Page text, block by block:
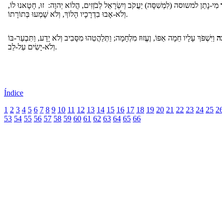
מִי-נָתַן למשוסה (לִמְשִׁסָּה) יַעֲקֹב וְיִשְׂרָאֵל לְבֹזְזִים, הֲלוֹא יְהוָה: זוּ, חָטָאנוּ לוֹ,
וְלֹא-אָבוּ בִדְרָכָיו הָלוֹךְ, וְלֹא שָׁמְעוּ בְּתוֹרָתוֹ.
וַיִּשְׁפֹּךְ עָלָיו חֵמָה אַפּוֹ, וֶעֱזוּז מִלְחָמָה; וַתְּלַהֲטֵהוּ מִסָּבִיב וְלֹא יָדָע, וַתִּבְעַר-בּוֹ
וְלֹא-יָשִׂים עַל-לֵב.
Índice
1 2 3 4 5 6 7 8 9 10 11 12 13 14 15 16 17 18 19 20 21 22 23 24 25
53 54 55 56 57 58 59 60 61 62 63 64 65 66